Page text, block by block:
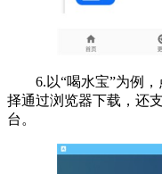
6.以“喝水宝”为例，
择通过浏览器下载，还
台。